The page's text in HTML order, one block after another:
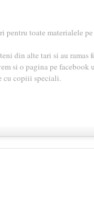
pentru toate materialele
din alte tari si au ramas
si o pagina pe facebook
cu copiii speciali.